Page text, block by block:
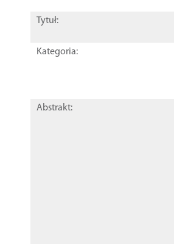
Tytuł:
Kategoria:
Abstrakt: